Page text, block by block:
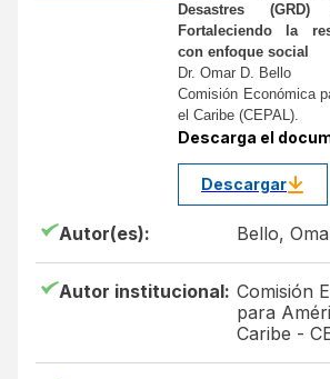
Desastres
Fortaleciendo la
con enfoque social
Dr. Omar D. Bello
Comisión Económica
el Caribe (CEPAL).
Descarga el
Descargar
Autor(es): Bello,
Autor institucional: Comisión
para
Caribe -